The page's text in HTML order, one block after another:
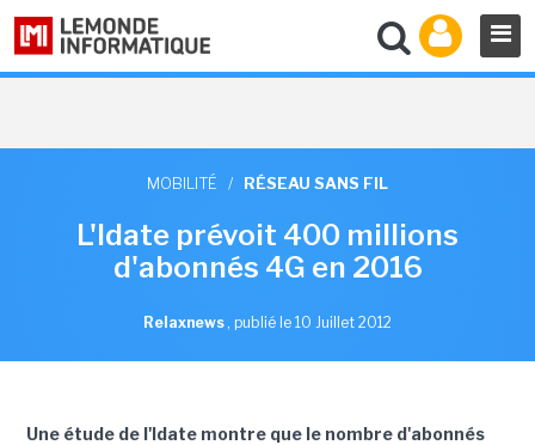
MOBILITÉ / RÉSEAU SANS FIL
L'Idate prévoit 400 millions
d'abonnés 4G en 2016
Relaxnews , publié le 10 Juillet 2012
Une étude de l'Idate montre que le nombre d'abonnés